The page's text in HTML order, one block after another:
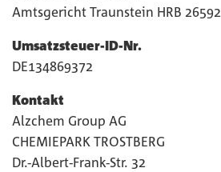
Amtsgericht Traunstein HRB 26592
Umsatzsteuer-ID-Nr.
DE134869372
Kontakt
Alzchem Group AG
CHEMIEPARK TROSTBERG
Dr.-Albert-Frank-Str. 32